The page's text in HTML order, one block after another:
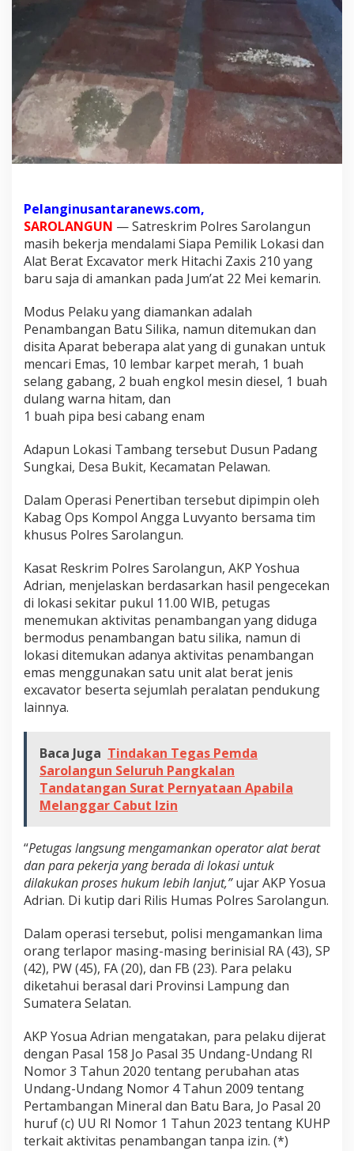
r
e
a
r
o
a
u
n
m
a
s
i
h
b
e
k
e
r
a
m
n
d
a
a
m
i
S
i
a
p
m
i
l
i
L
o
k
a
i
d
a
n
l
a
B
e
r
a
Pelanginusantaranews.com,
SAROLANGUN — Satreskrim Polres Sarolangun
masih bekerja mendalami Siapa Pemilik Lokasi dan
Alat Berat Excavator merk Hitachi Zaxis 210 yang
baru saja di amankan pada Jum’at 22 Mei kemarin.
Modus Pelaku yang diamankan adalah
Penambangan Batu Silika, namun ditemukan dan
disita Aparat beberapa alat yang di gunakan untuk
mencari Emas, 10 lembar karpet merah, 1 buah
selang gabang, 2 buah engkol mesin diesel, 1 buah
dulang warna hitam, dan
1 buah pipa besi cabang enam
Adapun Lokasi Tambang tersebut Dusun Padang
Sungkai, Desa Bukit, Kecamatan Pelawan.
Dalam Operasi Penertiban tersebut dipimpin oleh
Kabag Ops Kompol Angga Luvyanto bersama tim
khusus Polres Sarolangun.
Kasat Reskrim Polres Sarolangun, AKP Yoshua
Adrian, menjelaskan berdasarkan hasil pengecekan
di lokasi sekitar pukul 11.00 WIB, petugas
menemukan aktivitas penambangan yang diduga
bermodus penambangan batu silika, namun di
lokasi ditemukan adanya aktivitas penambangan
emas menggunakan satu unit alat berat jenis
excavator beserta sejumlah peralatan pendukung
lainnya.
Baca Juga Tindakan Tegas Pemda
Sarolangun Seluruh Pangkalan
Tandatangan Surat Pernyataan Apabila
Melanggar Cabut Izin
“Petugas langsung mengamankan operator alat berat
dan para pekerja yang berada di lokasi untuk
dilakukan proses hukum lebih lanjut,”ujar AKP Yosua
Adrian. Di kutip dari Rilis Humas Polres Sarolangun.
Dalam operasi tersebut, polisi mengamankan lima
orang terlapor masing-masing berinisial RA (43), SP
(42), PW (45), FA (20), dan FB (23). Para pelaku
diketahui berasal dari Provinsi Lampung dan
Sumatera Selatan.
AKP Yosua Adrian mengatakan, para pelaku dijerat
dengan Pasal 158 Jo Pasal 35 Undang-Undang RI
Nomor 3 Tahun 2020 tentang perubahan atas
Undang-Undang Nomor 4 Tahun 2009 tentang
Pertambangan Mineral dan Batu Bara, Jo Pasal 20
huruf (c) UU RI Nomor 1 Tahun 2023 tentang KUHP
terkait aktivitas penambangan tanpa izin. (*)